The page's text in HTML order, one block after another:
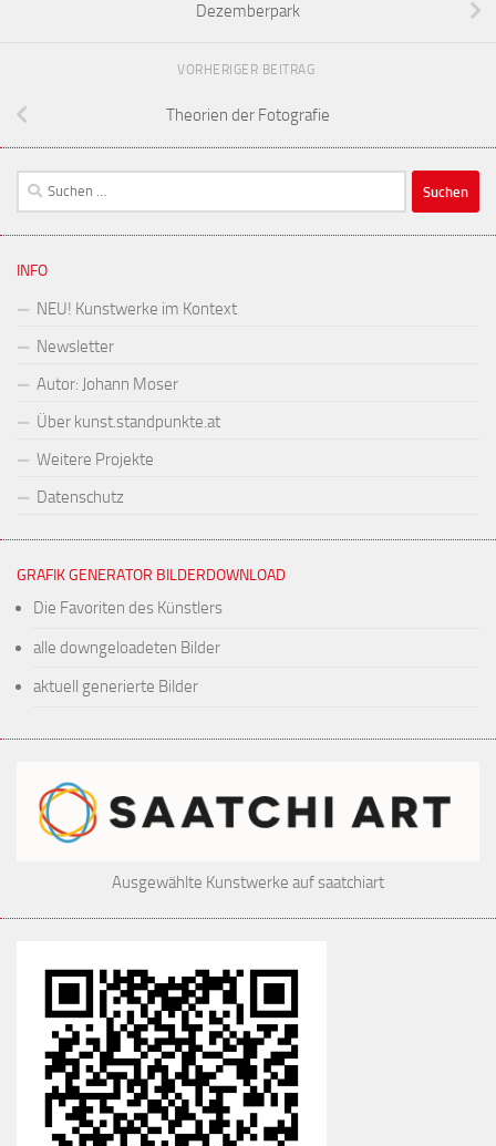
Dezemberpark
VORHERIGER BEITRAG
Theorien der Fotografie
Suchen
nach:
INFO
NEU! Kunstwerke im Kontext
Newsletter
Autor: Johann Moser
Über kunst.standpunkte.at
Weitere Projekte
Datenschutz
GRAFIK GENERATOR BILDERDOWNLOAD
Die Favoriten des Künstlers
alle downgeloadeten Bilder
aktuell generierte Bilder
Ausgewählte Kunstwerke auf saatchiart